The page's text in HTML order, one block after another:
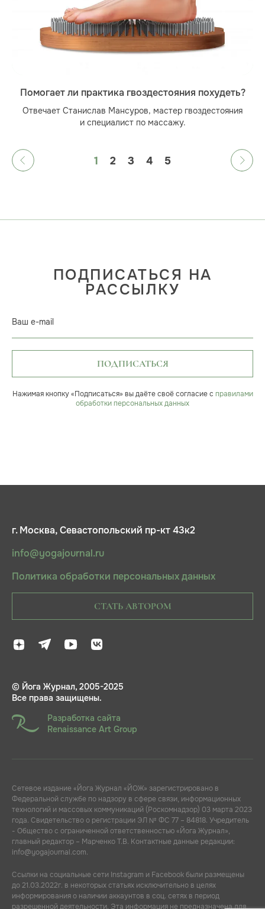
Помогает ли практика гвоздестояния похудеть?
Отвечает Станислав Мансуров, мастер гвоздестояния
и специалист по массажу.
1 2 3 4 5
ПОДПИСАТЬСЯ НА
РАССЫЛКУ
Ваш e-mail
ПОДПИСАТЬСЯ
Нажимая кнопку «Подписаться» вы даёте своё согласие с правилами
обработки персональных данных
г. Москва, Севастопольский пр-кт 43к2
info@yogajournal.ru
Политика обработки персональных данных
СТАТЬ АВТОРОМ
© Йога Журнал, 2005-2025
Все права защищены.
Разработка сайта
Renaissance Art Group
Сетевое издание «Йога Журнал «ЙОЖ» зарегистрировано в
Федеральной службе по надзору в сфере связи, информационных
технологий и массовых коммуникаций (Роскомнадзор) 03 марта 2023
года. Свидетельство о регистрации ЭЛ № ФС 77 – 84818. Учредитель
- Общество с ограниченной ответственностью «Йога Журнал»,
главный редактор – Марченко Т.В. Контактные данные редакции:
info@yogajournal.com.
Ссылки на социальные сети Instagram и Facebook были размещены
до 21.03.2022г. в некоторых статьях исключительно в целях
информирования о наличии аккаунтов в соц. сетях в период
разрешенной деятельности. Эта информация не предназначена для